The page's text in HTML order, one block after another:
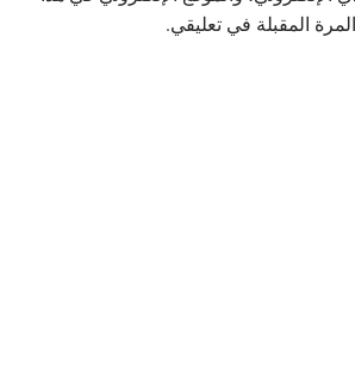
المقبلة في تعليقي.